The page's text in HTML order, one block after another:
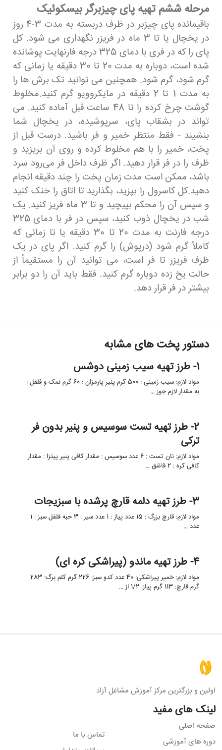
مرحله ششم تهیه پای چیزبرگر بیسکوئیک
باقیمانده پای چیزبر در ظرف دربسته به مدت 3-4 روز
در یخچال یا تا 3 ماه در فریزر نگهداری می شود. کل
پای را که در فری با دمای 325 درجه فارنهایت پوشانده
شده است، دوباره به مدت 20 تا 30 دقیقه یا زمانی که
گرم شود، گرم شود. همچنین می توانید تک برش ها را
به مدت 1 تا 2 دقیقه در مایکروویو گرم کنید.مخلوط
گوشت چرخ کرده را تا 48 ساعت قبل آماده کنید. می
تواند در بشقاب پای، سرپوشیده، در یخچال شما
بنشیند - فقط منتظر خمیر و فر باشید. درست قبل از
پخت، خمیر را با هم مخلوط کرده و روی آن بریزید و
ظرف را در فر قرار دهید. اگر ظرف داخل فر می‌رود سرد
باشد، ممکن است مدت زمان پخت را چند دقیقه انجام
دهید.کل کاسرول را بپزید، بگذارید تا اتاق را خنک کنید
و سپس آن را محکم بپیچید و تا 3 ماه فریز کنید. یک
شب در یخچال ذوب کنید، سپس در فر با دمای 325
درجه فارنت به مدت 20 تا 30 دقیقه یا تا زمانی که
کاملاً گرم شود (درپوش) را گرم کنید. اگر پای در یک
ظرف فریزر تا فر است، می توانید آن را مستقیماً از
حالت یخ زده دوباره گرم کنید. فقط باید آن را دو برابر
بیشتر در فر قرار دهد.
دستور پخت های مشابه
1- طرز تهیه سیب زمینی دوشس
مواد لازم: سیب زمینی : 500 گرم پنیر پارمزان : 60 گرم نمک و فلفل :
به مقدار لازم جوز …
2- طرز تهیه تست سوسیس و پنیر بدون فر
ترکی
مواد لازم: نان تست : 6 عدد سوسیس : مقدار کافی پنیر پیتزا : مقدار
کافی کره : 2 قاشق …
3- طرز تهیه دلمه قارچ پرشده با سبزیجات
مواد لازم: قارچ بزرگ : 15 عدد پیاز : 1 عدد سیر : 3 حبه فلفل سبز : 1
عدد …
4- طرز تهیه ماندو (پیراشکی کره ای)
مواد لازم: خمیر پیراشکی: 40 عدد کدو سبز: 226 گرم کلم برگ: 283
گرم قارچ: 113 گرم پیاز: 1/2 از …
اولین و بزرگترین مرکز آموزش مشاغل آزاد
لینک های مفید
صفحه اصلی
دوره های آموزشی
تماس با ما